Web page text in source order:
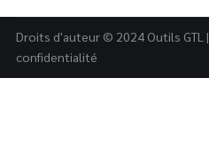
Droits d'auteur © 2024 Outils GTL |
confidentialité